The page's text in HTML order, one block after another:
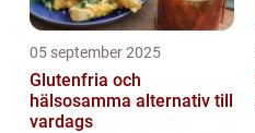
05 september 2025
Glutenfria och
hälsosamma alternativ till
vardags